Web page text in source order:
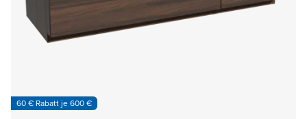
60 € Rabatt je 600 €